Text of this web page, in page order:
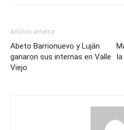
Artículo anterior
Abeto Barrionuevo y Luján
ganaron sus internas en Valle
Viejo